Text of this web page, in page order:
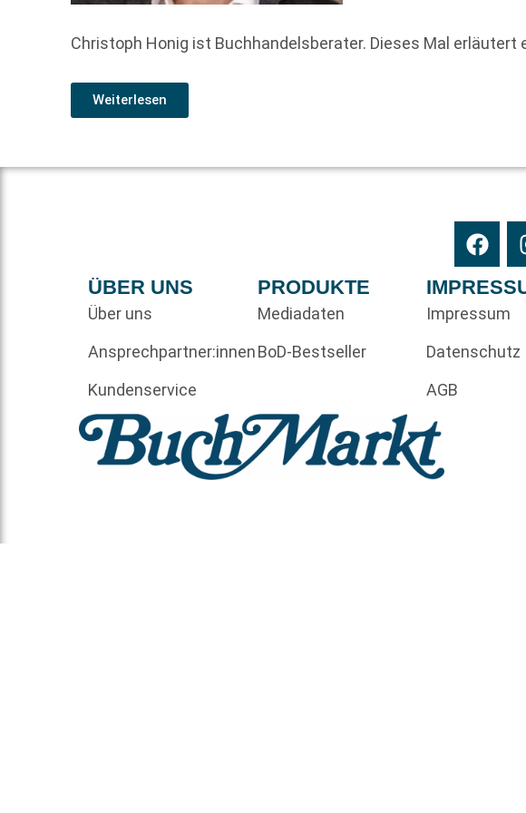
Christoph Honig ist Buchhandelsberater. Dieses Mal
Weiterlesen
ÜBER UNS
Über uns
Ansprechpartner:innen
Kundenservice
PRODUKTE
Mediadaten
BoD-Bestseller
Impressum
Datenschutz
AGB